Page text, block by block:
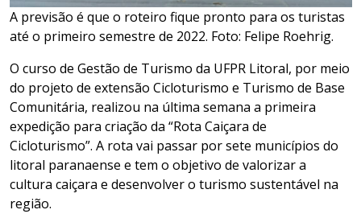
A previsão é que o roteiro fique pronto para os turistas
até o primeiro semestre de 2022. Foto: Felipe Roehrig.
O curso de Gestão de Turismo da UFPR Litoral, por meio
do projeto de extensão Cicloturismo e Turismo de Base
Comunitária, realizou na última semana a primeira
expedição para criação da “Rota Caiçara de
Cicloturismo”. A rota vai passar por sete municípios do
litoral paranaense e tem o objetivo de valorizar a
cultura caiçara e desenvolver o turismo sustentável na
região.